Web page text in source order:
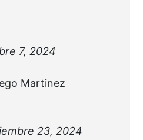
7, 2024
Martinez
23, 2024